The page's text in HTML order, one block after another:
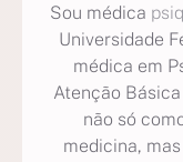
Sou médica
Universidade
médica em
Atenção
não só
medicina,